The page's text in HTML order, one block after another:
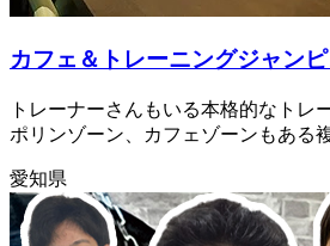
カフェ＆トレーニングジャン
トレーナーさんもいる本格的なトレ
ポリンゾーン、カフェゾーンもある
愛知県